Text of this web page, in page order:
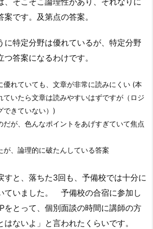
です。及第点の答案。
に特定分野は優れているが、特定分野
答案になるわけです。
優れていても、文章が非常に読みにくい (本
ていたら文章は読みやすいはずですが（ロジ
できていない）)
だが、色んなポイントをあげすぎていて焦点
が、論理的に破たんしている答案
すと、落ちた3回も、予備校では十分に
ていました。 予備校の合宿に参加し
をとって、個別面談の時間に講師の方
ないよ」と言われたくらいです。